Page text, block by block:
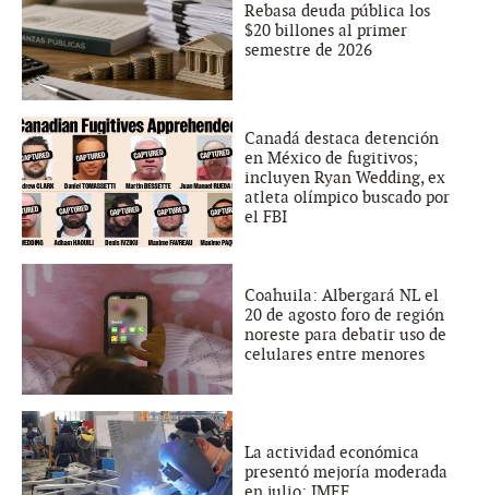
Rebasa deuda pública los
$20 billones al primer
semestre de 2026
Canadá destaca detención
en México de fugitivos;
incluyen Ryan Wedding, ex
atleta olímpico buscado por
el FBI
Coahuila: Albergará NL el
20 de agosto foro de región
noreste para debatir uso de
celulares entre menores
La actividad económica
presentó mejoría moderada